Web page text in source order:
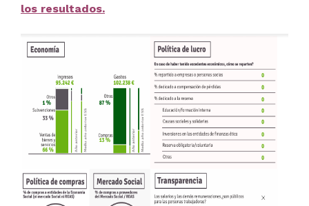
los resultados.